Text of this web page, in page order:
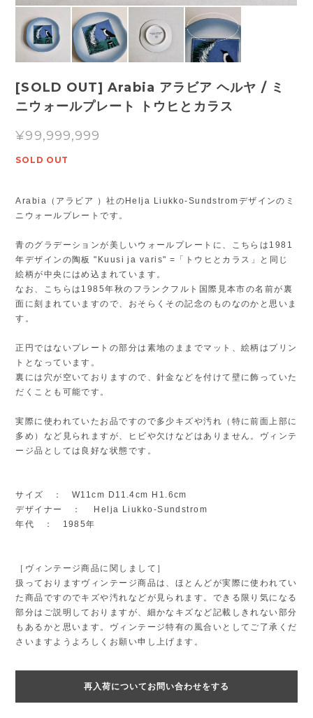
[SOLD OUT] Arabia アラビア ヘルヤ / ミ
ニウォールプレート トウヒとカラス
¥99,999,999
SOLD OUT
Arabia（アラビア ）社のHelja Liukko-Sundstromデザインのミ
ニウォールプレートです。
青のグラデーションが美しいウォールプレートに、こちらは1981
年デザインの陶板 "Kuusi ja varis" =「トウヒとカラス」と同じ
絵柄が中央にはめ込まれています。
なお、こちらは1985年秋のフランクフルト国際見本市の名前が裏
面に刻まれていますので、おそらくその記念のものなのかと思いま
す。
正円ではないプレートの部分は素地のままでマット、絵柄はプリン
トとなっています。
裏には穴が空いておりますので、針金などを付けて壁に飾っていた
だくことも可能です。
実際に使われていたお品ですので多少キズや汚れ（特に前面上部に
多め）など見られますが、ヒビや欠けなどはありません。ヴィンテ
ージ品としては良好な状態です。
サイズ ： W11cm D11.4cm H1.6cm
デザイナー ： Helja Liukko-Sundstrom
年代 ： 1985年
［ヴィンテージ商品に関しまして］
扱っておりますヴィンテージ商品は、ほとんどが実際に使われてい
た商品ですのでキズや汚れなどが見られます。できる限り気になる
部分はご説明しておりますが、細かなキズなど記載しきれない部分
もあるかと思います。ヴィンテージ特有の風合いとしてご了承くだ
さいますようよろしくお願い申し上げます。
再入荷についてお問い合わせをする